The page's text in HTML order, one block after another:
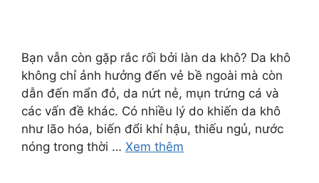
Bạn vẫn còn gặp rắc rối bởi làn da khô? Da khô
không chỉ ảnh hưởng đến vẻ bề ngoài mà còn
dẫn đến mẩn đỏ, da nứt nẻ, mụn trứng cá và
các vấn đề khác. Có nhiều lý do khiến da khô
như lão hóa, biến đổi khí hậu, thiếu ngủ, nước
nóng trong thời … Xem thêm